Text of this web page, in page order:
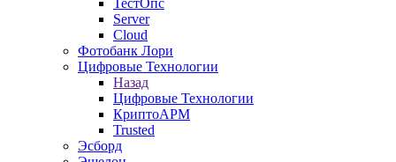
ТестОпс
Server
Cloud
Фотобанк Лори
Цифровые Технологии
Назад
Цифровые Технологии
КриптоАРМ
Trusted
Эсборд